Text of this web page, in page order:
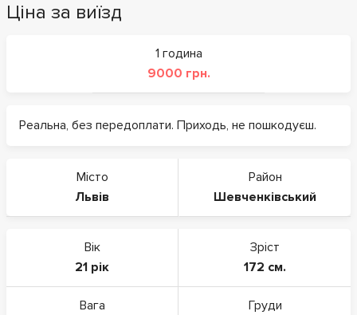
Ціна за виїзд
1 година
9000 грн.
Реальна, без передоплати. Приходь, не пошкодуєш.
Місто
Львів
Район
Шевченківський
Вік
21 рік
Зріст
172 см.
Вага
Груди